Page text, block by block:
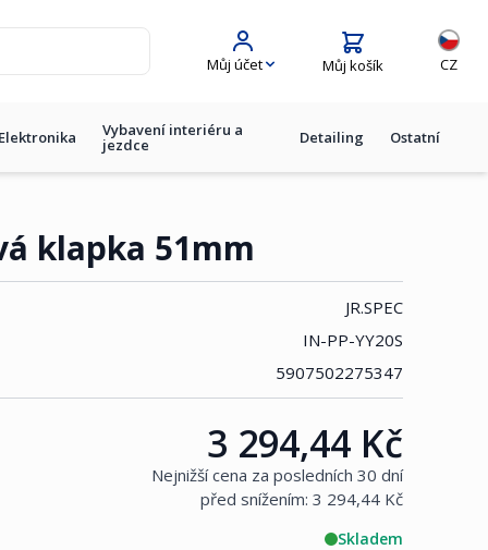
Můj účet Můj košík
Jazyk
CZ
Elektronika Vybavení interiéru a
jezdce Detailing Ostatní
klapka 51mm
JR.SPEC
IN-PP-YY20S
5907502275347
Cena:
3 294,44 Kč
Nejnižší cena za posledních 30 dní
před snížením: 3 294,44 Kč
Skladem